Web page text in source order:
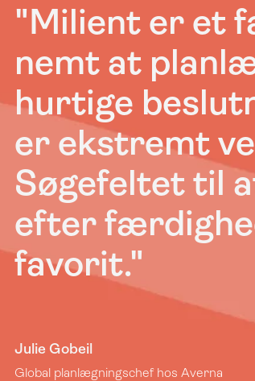
"Milient er et
nemt at
hurtige
er ekstremt
Søgefeltet til
efter
favorit."
Julie Gobeil
Global planlægningschef hos Averna